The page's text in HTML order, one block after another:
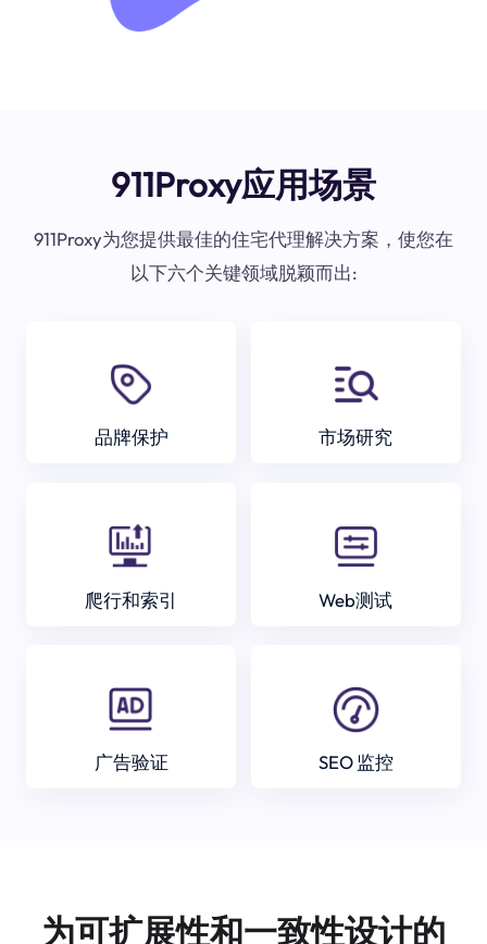
911Proxy应用场景
911Proxy为您提供最佳的住宅代理解决方案，使您在
以下六个关键领域脱颖而出:
品牌保护 市场研究
爬行和索引 Web测试
广告验证 SEO 监控
为可扩展性和一致性设计的